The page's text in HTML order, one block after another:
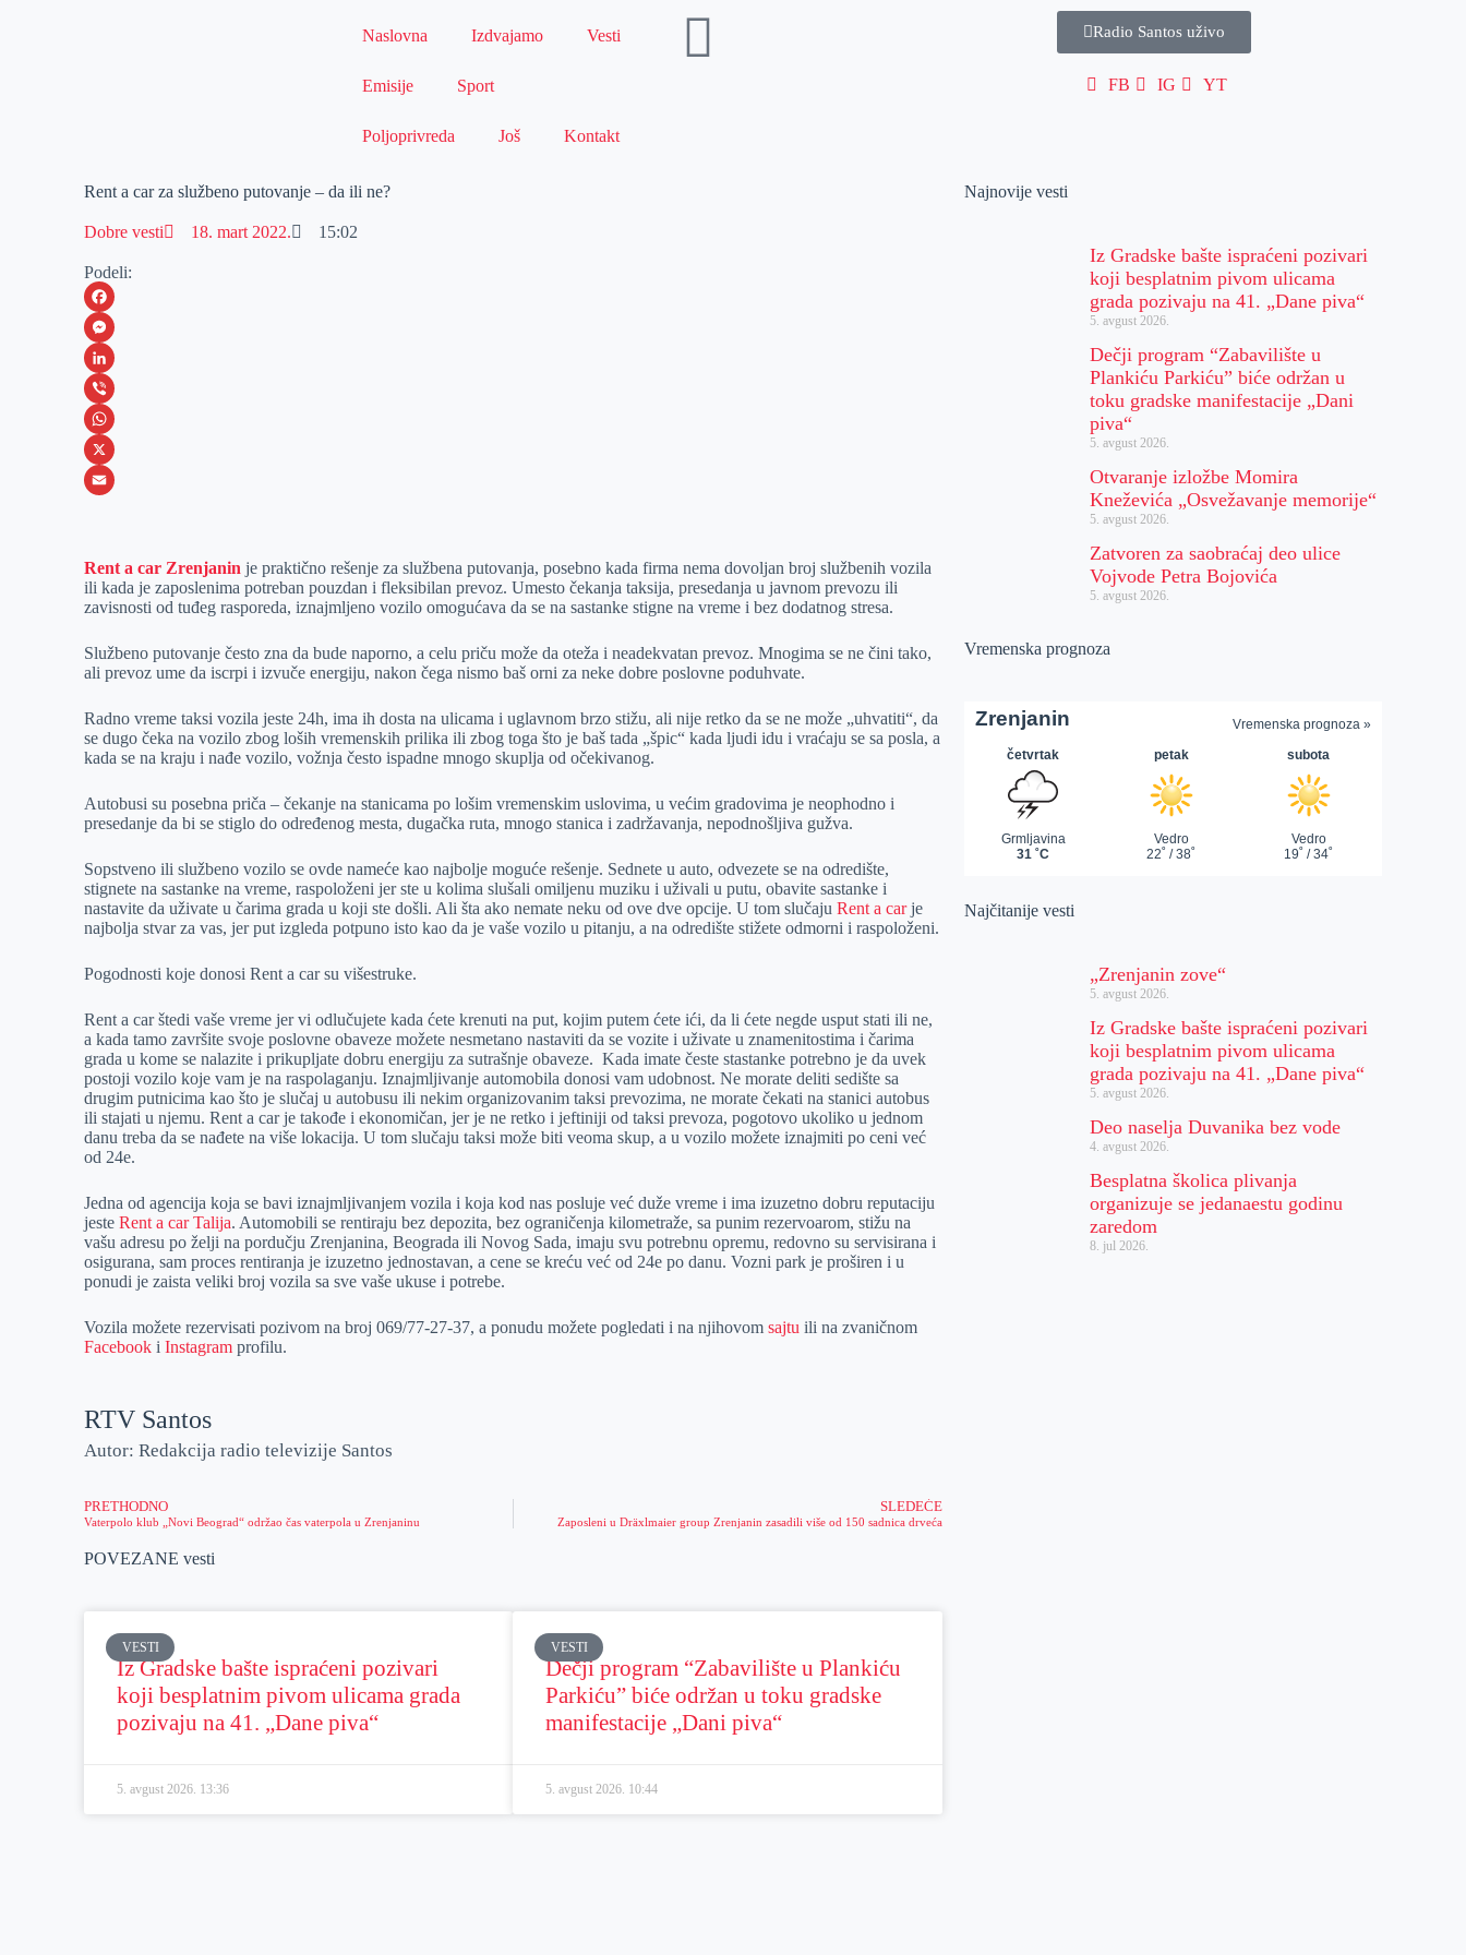
Naslovna Izdvajamo Vesti
Emisije Sport
Poljoprivreda Još Kontakt
Radio Santos uživo
FB IG YT
Rent a car za službeno putovanje – da ili ne?
Dobre vesti 18. mart 2022. 15:02
Podeli:
F
a
c
e
b
o
M
e
s
s
e
e
r
L
i
n
k
I
n
V
i
b
W
h
s
A
p
X
a
i
Rent a car Zrenjanin je praktično rešenje za službena putovanja, posebno kada firma nema dovoljan broj službenih vozila
ili kada je zaposlenima potreban pouzdan i fleksibilan prevoz. Umesto čekanja taksija, presedanja u javnom prevozu ili
zavisnosti od tuđeg rasporeda, iznajmljeno vozilo omogućava da se na sastanke stigne na vreme i bez dodatnog stresa.
Službeno putovanje često zna da bude naporno, a celu priču može da oteža i neadekvatan prevoz. Mnogima se ne čini tako,
ali prevoz ume da iscrpi i izvuče energiju, nakon čega nismo baš orni za neke dobre poslovne poduhvate.
Radno vreme taksi vozila jeste 24h, ima ih dosta na ulicama i uglavnom brzo stižu, ali nije retko da se ne može „uhvatiti“, da
se dugo čeka na vozilo zbog loših vremenskih prilika ili zbog toga što je baš tada „špic“ kada ljudi idu i vraćaju se sa posla, a
kada se na kraju i nađe vozilo, vožnja često ispadne mnogo skuplja od očekivanog.
Autobusi su posebna priča – čekanje na stanicama po lošim vremenskim uslovima, u većim gradovima je neophodno i
presedanje da bi se stiglo do određenog mesta, dugačka ruta, mnogo stanica i zadržavanja, nepodnošljiva gužva.
Sopstveno ili službeno vozilo se ovde nameće kao najbolje moguće rešenje. Sednete u auto, odvezete se na odredište,
stignete na sastanke na vreme, raspoloženi jer ste u kolima slušali omiljenu muziku i uživali u putu, obavite sastanke i
nastavite da uživate u čarima grada u koji ste došli. Ali šta ako nemate neku od ove dve opcije. U tom slučajuRent a carje
najbolja stvar za vas, jer put izgleda potpuno isto kao da je vaše vozilo u pitanju, a na odredište stižete odmorni i raspoloženi.
Pogodnosti koje donosi Rent a car su višestruke.
Rent a car štedi vaše vreme jer vi odlučujete kada ćete krenuti na put, kojim putem ćete ići, da li ćete negde usput stati ili ne,
a kada tamo završite svoje poslovne obaveze možete nesmetano nastaviti da se vozite i uživate u znamenitostima i čarima
grada u kome se nalazite i prikupljate dobru energiju za sutrašnje obaveze. Kada imate česte stastanke potrebno je da uvek
postoji vozilo koje vam je na raspolaganju. Iznajmljivanje automobila donosi vam udobnost. Ne morate deliti sedište sa
drugim putnicima kao što je slučaj u autobusu ili nekim organizovanim taksi prevozima, ne morate čekati na stanici autobus
ili stajati u njemu. Rent a car je takođe i ekonomičan, jer je ne retko i jeftiniji od taksi prevoza, pogotovo ukoliko u jednom
danu treba da se nađete na više lokacija. U tom slučaju taksi može biti veoma skup, a u vozilo možete iznajmiti po ceni već
od 24e.
Jedna od agencija koja se bavi iznajmljivanjem vozila i koja kod nas posluje već duže vreme i ima izuzetno dobru reputaciju
jesteRent a car Talija. Automobili se rentiraju bez depozita, bez ograničenja kilometraže, sa punim rezervoarom, stižu na
vašu adresu po želji na pordučju Zrenjanina, Beograda ili Novog Sada, imaju svu potrebnu opremu, redovno su servisirana i
osigurana, sam proces rentiranja je izuzetno jednostavan, a cene se kreću već od 24e po danu. Vozni park je proširen i u
ponudi je zaista veliki broj vozila sa sve vaše ukuse i potrebe.
Vozila možete rezervisati pozivom na broj 069/77-27-37, a ponudu možete pogledati i na njihovomsajtu ili na zvaničnom
Facebook iInstagram profilu.
RTV Santos
Autor: Redakcija radio televizije Santos
PRETHODNO
Vaterpolo klub „Novi Beograd“ održao čas vaterpola u Zrenjaninu
SLEDEĆE
Zaposleni u Dräxlmaier group Zrenjanin zasadili više od 150 sadnica drveća
POVEZANE vesti
VESTI
Iz Gradske bašte ispraćeni pozivari
koji besplatnim pivom ulicama grada
pozivaju na 41. „Dane piva“
5. avgust 2026. 13:36
VESTI
Dečji program “Zabavilište u Plankiću
Parkiću” biće održan u toku gradske
manifestacije „Dani piva“
5. avgust 2026. 10:44
Najnovije vesti
Iz Gradske bašte ispraćeni pozivari
koji besplatnim pivom ulicama
grada pozivaju na 41. „Dane piva“
5. avgust 2026.
Dečji program “Zabavilište u
Plankiću Parkiću” biće održan u
toku gradske manifestacije „Dani
piva“
5. avgust 2026.
Otvaranje izložbe Momira
Kneževića „Osvežavanje memorije“
5. avgust 2026.
Zatvoren za saobraćaj deo ulice
Vojvode Petra Bojovića
5. avgust 2026.
Vremenska prognoza
Najčitanije vesti
„Zrenjanin zove“
5. avgust 2026.
Iz Gradske bašte ispraćeni pozivari
koji besplatnim pivom ulicama
grada pozivaju na 41. „Dane piva“
5. avgust 2026.
Deo naselja Duvanika bez vode
4. avgust 2026.
Besplatna školica plivanja
organizuje se jedanaestu godinu
zaredom
8. jul 2026.